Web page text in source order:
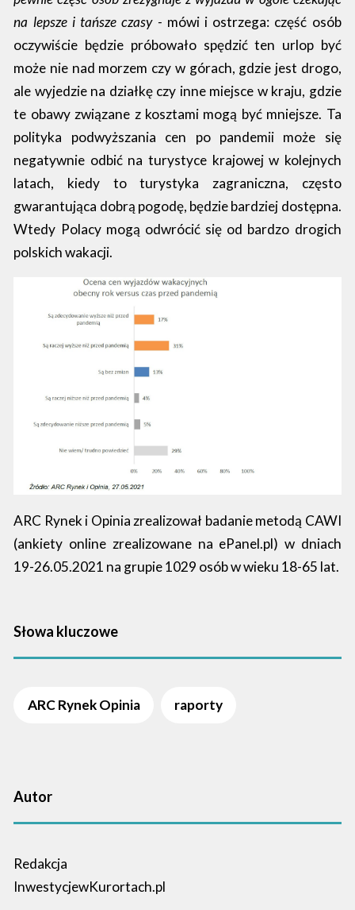
na lepsze i tańsze czasy - mówi i ostrzega: część osób
oczywiście będzie próbowało spędzić ten urlop być
może nie nad morzem czy w górach, gdzie jest drogo,
ale wyjedzie na działkę czy inne miejsce w kraju, gdzie
te obawy związane z kosztami mogą być mniejsze. Ta
polityka podwyższania cen po pandemii może się
negatywnie odbić na turystyce krajowej w kolejnych
latach, kiedy to turystyka zagraniczna, często
gwarantująca dobrą pogodę, będzie bardziej dostępna.
Wtedy Polacy mogą odwrócić się od bardzo drogich
polskich wakacji.
ARC Rynek i Opinia zrealizował badanie metodą CAWI
(ankiety online zrealizowane na ePanel.pl) w dniach
19-26.05.2021 na grupie 1029 osób w wieku 18-65 lat.
Słowa kluczowe
ARC Rynek Opinia raporty
Autor
Redakcja
InwestycjewKurortach.pl